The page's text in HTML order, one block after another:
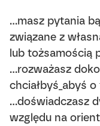
…masz pytania
związane z
lub tożsamością
…rozważasz
chciałbyś_abyś
…doświadczasz
względu na